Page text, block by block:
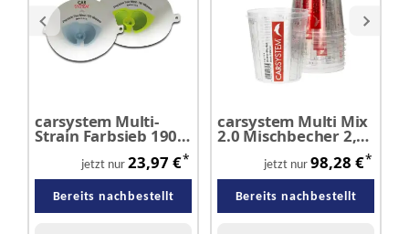
carsystem Multi-
Strain Farbsieb 190 µ
Klarlack VE 125 Stück
jetzt nur 23,97 €*
Bereits nachbestellt
carsystem Multi Mix
2.0 Mischbecher 2,3
jetzt nur 98,28 €*
Bereits nachbestellt